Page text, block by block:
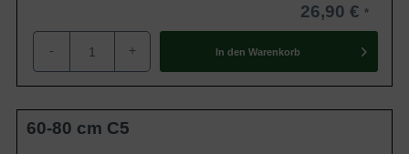
bevorzugt sonnige Standorte. Auch
hervorragend als Kübelpflanze geeignet.
Junngpflanzen sollten allerdings
windgeschützt stehen.
26,90 €
- + In den Warenkorb
60-80 cm C5